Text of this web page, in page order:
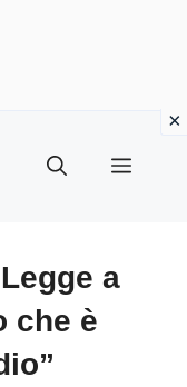
Menu
a
che è